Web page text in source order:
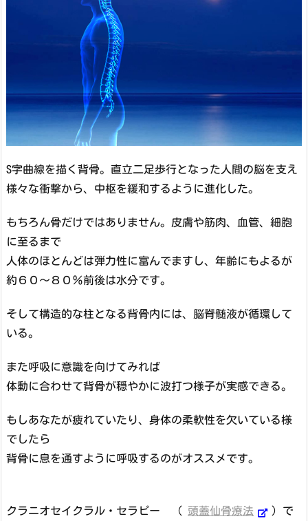
S字曲線を描く背骨。直立二足歩行となった人間の脳を支え
様々な衝撃から、中枢を緩和するように進化した。
もちろん骨だけではありません。皮膚や筋肉、血管、細胞
に至るまで
人体のほとんどは弾力性に富んでますし、年齢にもよるが
約６０～８０％前後は水分です。
そして構造的な柱となる背骨内には、脳脊髄液が循環して
いる。
また呼吸に意識を向けてみれば
体動に合わせて背骨が穏やかに波打つ様子が実感できる。
もしあなたが疲れていたり、身体の柔軟性を欠いている様
でしたら
背骨に息を通すように呼吸するのがオススメです。
クラニオセイクラル・セラピー （ 頭蓋仙骨療法
）で